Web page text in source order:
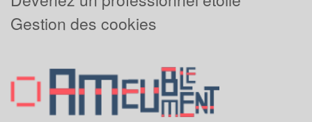
Gestion des cookies